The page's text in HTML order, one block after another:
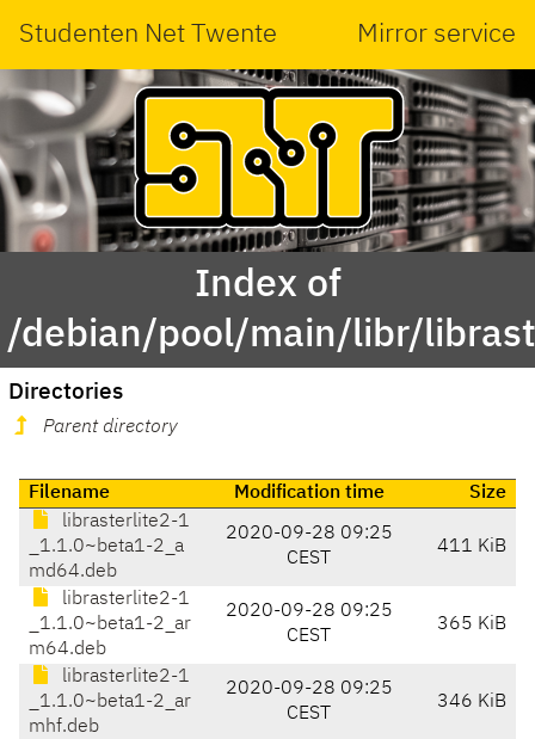
Studenten Net Twente Mirror service
Index of
/debian/pool/main/libr/
Directories
Parent directory
Filename Modification time
Size
librasterlite2-1
_1.1.0~beta1-2_a
md64.deb
2020-09-28 09:25
CEST
411 KiB
librasterlite2-1
_1.1.0~beta1-2_ar
m64.deb
2020-09-28 09:25
CEST
365 KiB
librasterlite2-1
_1.1.0~beta1-2_ar
mhf.deb
2020-09-28 09:25
CEST
346 KiB